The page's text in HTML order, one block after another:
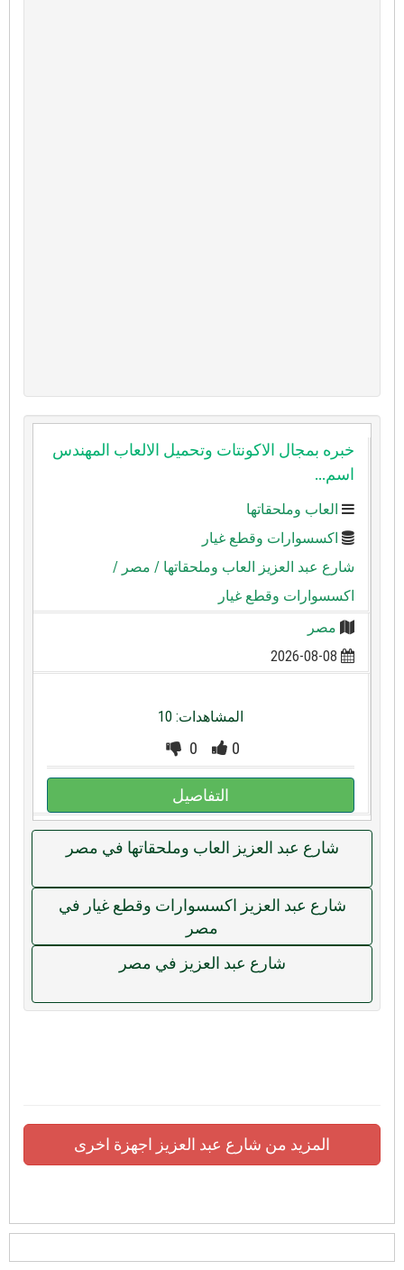
خبره بمجال الاكونتات وتحميل الالعاب المهندس
اسم...
العاب وملحقاتها
اكسسوارات وقطع غيار
شارع عبد العزيز العاب وملحقاتها / مصر /
اكسسوارات وقطع غيار
مصر
المشاهدات: 10
0
0
التفاصيل
شارع عبد العزيز العاب وملحقاتها في مصر
شارع عبد العزيز اكسسوارات وقطع غيار في
مصر
شارع عبد العزيز في مصر
المزيد من شارع عبد العزيز اجهزة اخرى